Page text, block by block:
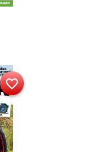
favorite_border